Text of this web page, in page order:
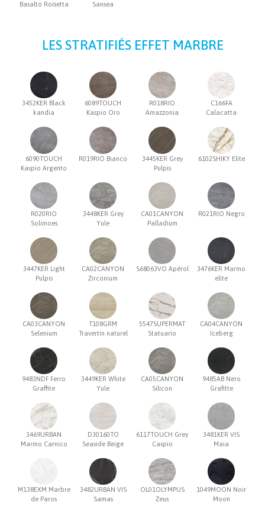
Basalto Roisetta
Sansea
LES STRATIFIÉS EFFET MARBRE
3452KER Black
kandia
6089TOUCH
Kaspio Oro
R018RIO
Amazzonia
C166FA
Calacatta
6090TOUCH
Kaspio Argento
R019RIO Bianco
3445KER Grey
Pulpis
6102SHIKY Elite
R020RIO
Solimoes
3448KER Grey
Yule
CA01CANYON
Palladium
R021RIO Negro
3447KER Light
Pulpis
CA02CANYON
Zirconium
S68063VO Apérol
3476KER Marmo
elite
CA03CANYON
Selenium
T108GRM
Travertin naturel
5547SUPERMAT
Statuario
CA04CANYON
Iceberg
9483NDF Ferro
Graffite
3449KER White
Yule
CA05CANYON
Silicon
9485AB Nero
Grafitte
3469URBAN
Marmo Carnico
D30160TO
Seaside Beige
6117TOUCH Grey
Caspio
3481KER VIS
Maia
M138EXM Marbre
de Paros
3482URBAN VIS
Samas
OL01OLYMPUS
Zeus
1049MOON Noir
Moon